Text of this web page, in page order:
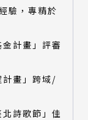
驗，專精於
計畫」評審
計畫」跨域/
詩歌節」佳